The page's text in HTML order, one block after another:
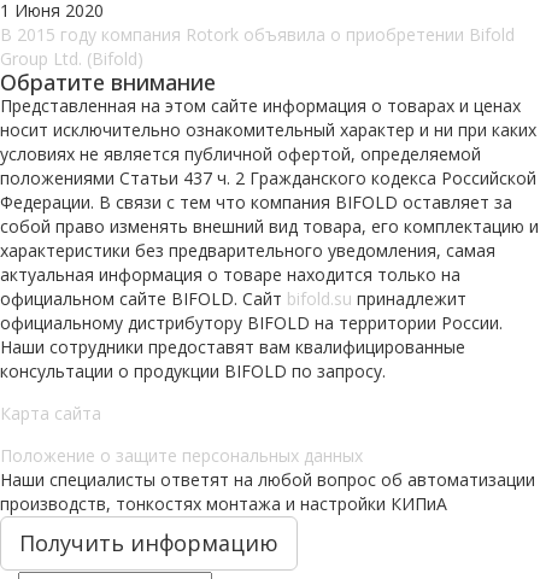
1 Июня 2020
В 2015 году компания Rotork объявила о приобретении Bifold
Group Ltd. (Bifold)
Обратите внимание
Представленная на этом сайте информация о товарах и ценах
носит исключительно ознакомительный характер и ни при каких
условиях не является публичной офертой, определяемой
положениями Статьи 437 ч. 2 Гражданского кодекса Российской
Федерации. В связи с тем что компания BIFOLD оставляет за
собой право изменять внешний вид товара, его комплектацию и
характеристики без предварительного уведомления, самая
актуальная информация о товаре находится только на
официальном сайте BIFOLD. Сайт bifold.su принадлежит
официальному дистрибутору BIFOLD на территории России.
Наши сотрудники предоставят вам квалифицированные
консультации о продукции BIFOLD по запросу.
Карта сайта
Положение о защите персональных данных
Наши специалисты ответят на любой вопрос об автоматизации
производств, тонкостях монтажа и настройки КИПиА
Получить информацию